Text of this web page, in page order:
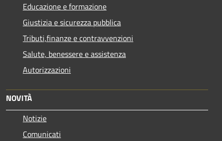
Educazione e formazione
Giustizia e sicurezza pubblica
Tributi,finanze e contravvenzioni
Salute, benessere e assistenza
Autorizzazioni
NOVITÀ
Notizie
Comunicati